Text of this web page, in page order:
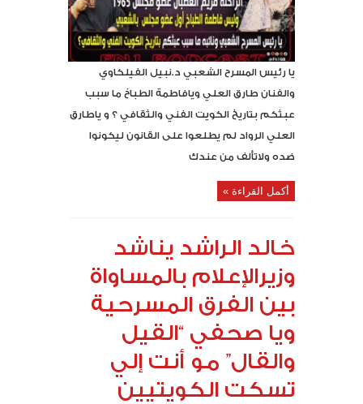
يا رئيس المسرح الشعبي د.نبيل الفيلكاوي
والفنان طارق العلي ويافاطمة الطباخ ما سبب
عبثكم بتاريخ الكويت الفني والثقافي ؟ و ياطارق
العلي الرواد لم يطلعوا على القانون ليكونوا
ضده ولاتألف من عندك
أكمل القراءة »
خالد الراشد يناشد
وزيرالإعلام بالمساواة
بين الفرق المسرحية
ويا صحفي “القيل
والقال” مو أنت إلي
تسكت الكويتيين